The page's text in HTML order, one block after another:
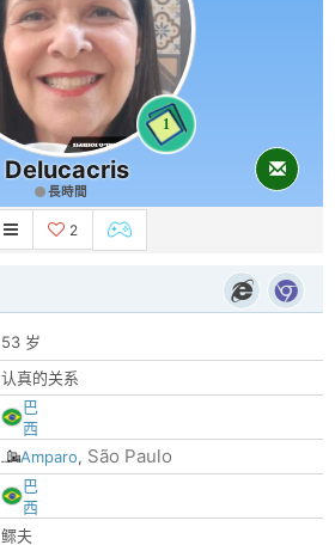
1
Delucacris
長時間
2
53 岁
认真的关系
巴
西
Amparo, São Paulo
巴
西
鳏夫